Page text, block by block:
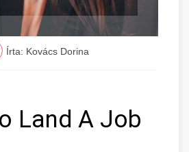
Írta: Kovács Dorina
Land A Job